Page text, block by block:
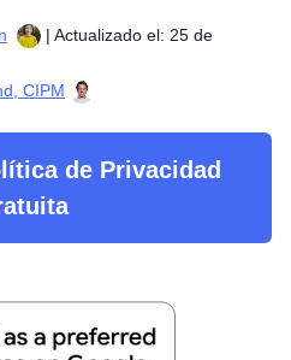
| Actualizado el: 25 de
CIPM
de Privacidad